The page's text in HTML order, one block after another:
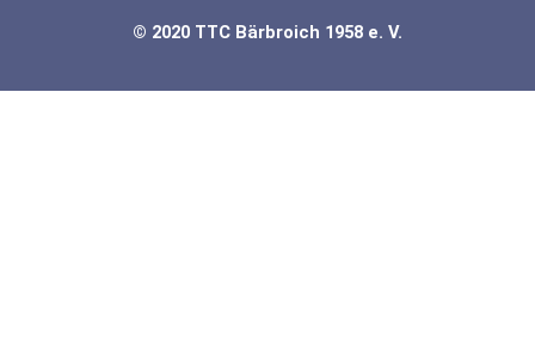
© 2020 TTC Bärbroich 1958 e. V.